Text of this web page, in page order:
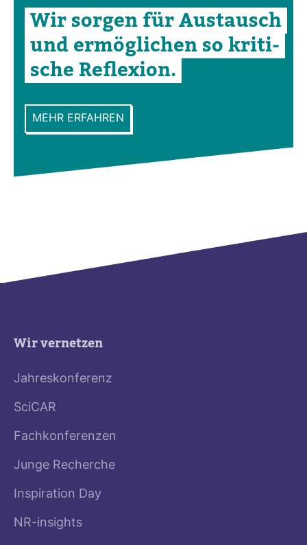
Wir sorgen für Aus­tausch
und ermög­li­chen so kri­ti­
sche Refle­xion.
MEHR ERFAHREN
Wir vernetzen
Jahreskonferenz
SciCAR
Fachkonferenzen
Junge Recherche
Inspiration Day
NR-insights